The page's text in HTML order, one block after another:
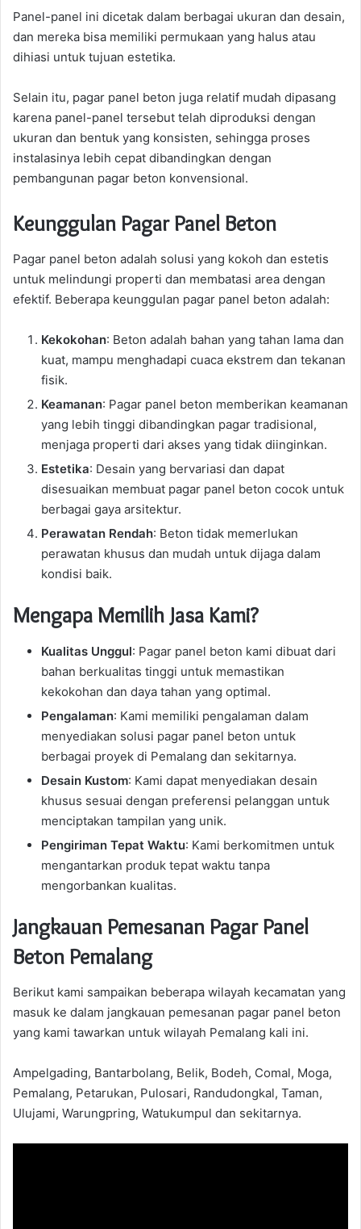
Panel-panel ini dicetak dalam berbagai ukuran dan desain,
dan mereka bisa memiliki permukaan yang halus atau
dihiasi untuk tujuan estetika.
Selain itu, pagar panel beton juga relatif mudah dipasang
karena panel-panel tersebut telah diproduksi dengan
ukuran dan bentuk yang konsisten, sehingga proses
instalasinya lebih cepat dibandingkan dengan
pembangunan pagar beton konvensional.
Keunggulan Pagar Panel Beton
Pagar panel beton adalah solusi yang kokoh dan estetis
untuk melindungi properti dan membatasi area dengan
efektif. Beberapa keunggulan pagar panel beton adalah:
Kekokohan: Beton adalah bahan yang tahan lama dan
kuat, mampu menghadapi cuaca ekstrem dan tekanan
fisik.
Keamanan: Pagar panel beton memberikan keamanan
yang lebih tinggi dibandingkan pagar tradisional,
menjaga properti dari akses yang tidak diinginkan.
Estetika: Desain yang bervariasi dan dapat
disesuaikan membuat pagar panel beton cocok untuk
berbagai gaya arsitektur.
Perawatan Rendah: Beton tidak memerlukan
perawatan khusus dan mudah untuk dijaga dalam
kondisi baik.
Mengapa Memilih Jasa Kami?
Kualitas Unggul: Pagar panel beton kami dibuat dari
bahan berkualitas tinggi untuk memastikan
kekokohan dan daya tahan yang optimal.
Pengalaman: Kami memiliki pengalaman dalam
menyediakan solusi pagar panel beton untuk
berbagai proyek di Pemalang dan sekitarnya.
Desain Kustom: Kami dapat menyediakan desain
khusus sesuai dengan preferensi pelanggan untuk
menciptakan tampilan yang unik.
Pengiriman Tepat Waktu: Kami berkomitmen untuk
mengantarkan produk tepat waktu tanpa
mengorbankan kualitas.
Jangkauan Pemesanan Pagar Panel
Beton Pemalang
Berikut kami sampaikan beberapa wilayah kecamatan yang
masuk ke dalam jangkauan pemesanan pagar panel beton
yang kami tawarkan untuk wilayah Pemalang kali ini.
Ampelgading, Bantarbolang, Belik, Bodeh, Comal, Moga,
Pemalang, Petarukan, Pulosari, Randudongkal, Taman,
Ulujami, Warungpring, Watukumpul dan sekitarnya.